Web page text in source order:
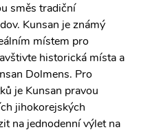
směs tradiční
Kunsan je známý
místem pro
historická místa a
Dolmens. Pro
je Kunsan pravou
jihokorejských
na jednodenní výlet na